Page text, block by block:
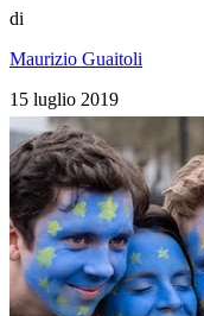
di
Maurizio Guaitoli
15 luglio 2019